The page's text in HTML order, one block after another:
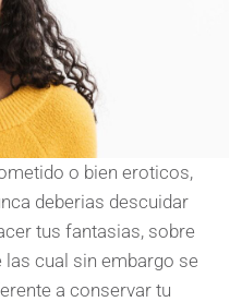
o bien eroticos,
deberias descuidar
tus fantasias, sobre
cual sin embargo se
a conservar tu